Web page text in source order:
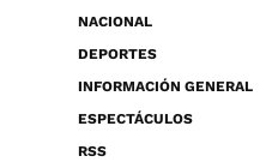
NACIONAL
DEPORTES
INFORMACIÓN GENERAL
ESPECTÁCULOS
RSS